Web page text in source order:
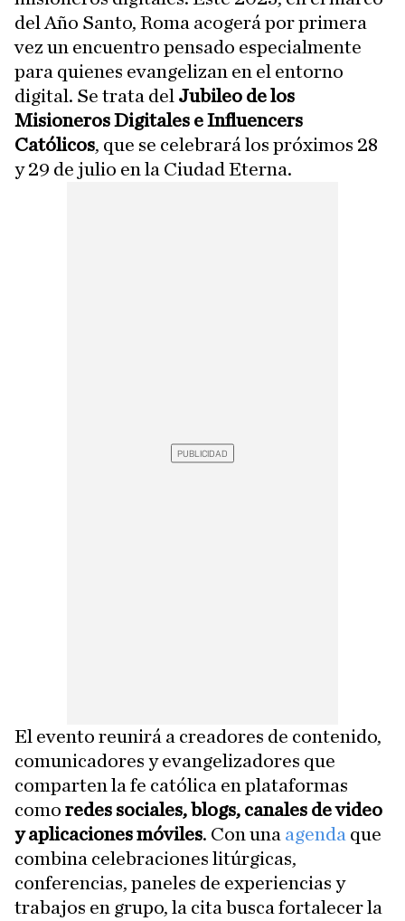
del Año Santo, Roma acogerá por primera
vez un encuentro pensado especialmente
para quienes evangelizan en el entorno
digital. Se trata del Jubileo de los
Misioneros Digitales e Influencers
Católicos, que se celebrará los próximos 28
y 29 de julio en la Ciudad Eterna.
El evento reunirá a creadores de contenido,
comunicadores y evangelizadores que
comparten la fe católica en plataformas
como redes sociales, blogs, canales de video
y aplicaciones móviles. Con una agenda que
combina celebraciones litúrgicas,
conferencias, paneles de experiencias y
trabajos en grupo, la cita busca fortalecer la